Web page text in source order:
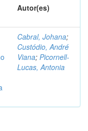
Autor(es)
Cabral, Johana;
Custódio, André
Viana; Picornell-
Lucas, Antonia